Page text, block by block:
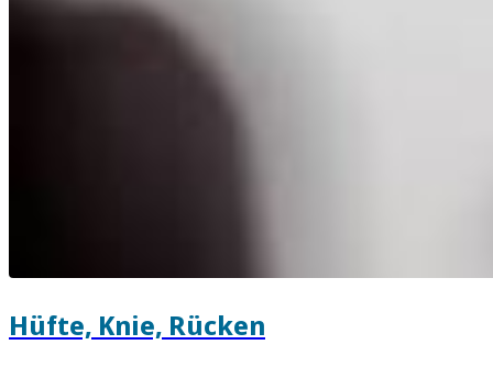
Hüfte, Knie, Rücken